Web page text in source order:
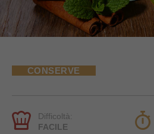
CONSERVE
Difficoltà:
FACILE